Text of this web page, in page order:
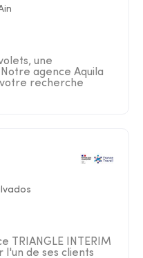
une
agence Aquila
votre recherche
TRIANGLE INTERIM
l'un de ses clients